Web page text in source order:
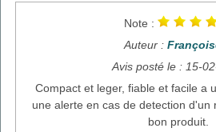
Note :
Auteur :
Avis posté le : 15-
Compact et leger, fiable et facile a
une alerte en cas de detection d'un
bon produit.